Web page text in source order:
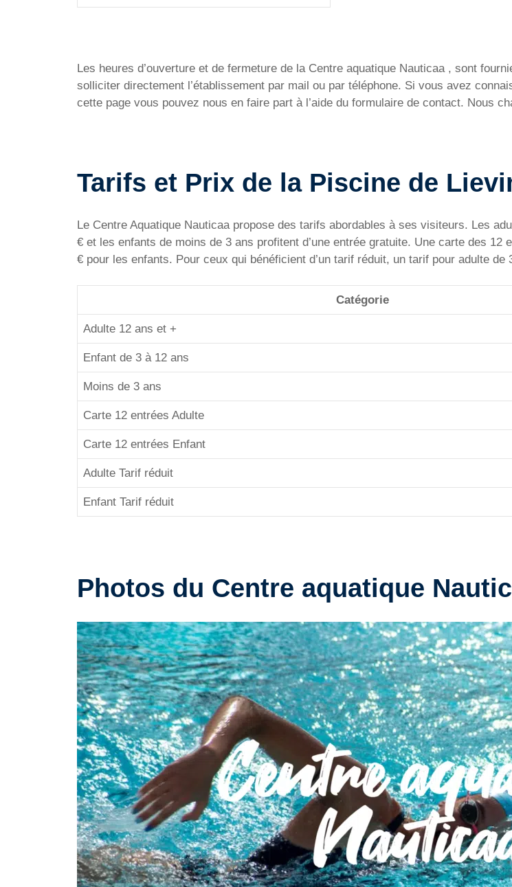
Les heures d’ouverture et de fermeture de la Centre aquatique Nauticaa , sont
solliciter directement l’établissement par mail ou par téléphone. Si vous avez
cette page vous pouvez nous en faire part à l’aide du formulaire de contact. Nous
Tarifs et Prix de la Piscine de
Le Centre Aquatique Nauticaa propose des tarifs abordables à ses visiteurs. Les
€ et les enfants de moins de 3 ans profitent d’une entrée gratuite. Une carte des
€ pour les enfants. Pour ceux qui bénéficient d’un tarif réduit, un tarif pour adulte de
Catégorie
Adulte 12 ans et +
Enfant de 3 à 12 ans
Moins de 3 ans
Carte 12 entrées Adulte
Carte 12 entrées Enfant
Adulte Tarif réduit
Enfant Tarif réduit
Photos du Centre aquatique